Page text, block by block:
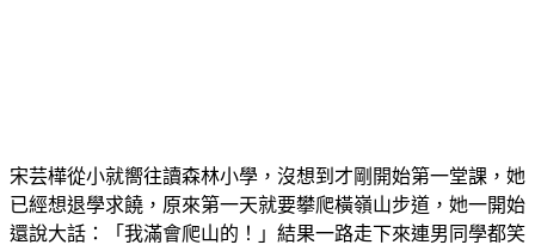
宋芸樺從小就嚮往讀森林小學，沒想到才剛開始第一堂課，她
已經想退學求饒，原來第一天就要攀爬橫嶺山步道，她一開始
還說大話：「我滿會爬山的！」結果一路走下來連男同學都笑